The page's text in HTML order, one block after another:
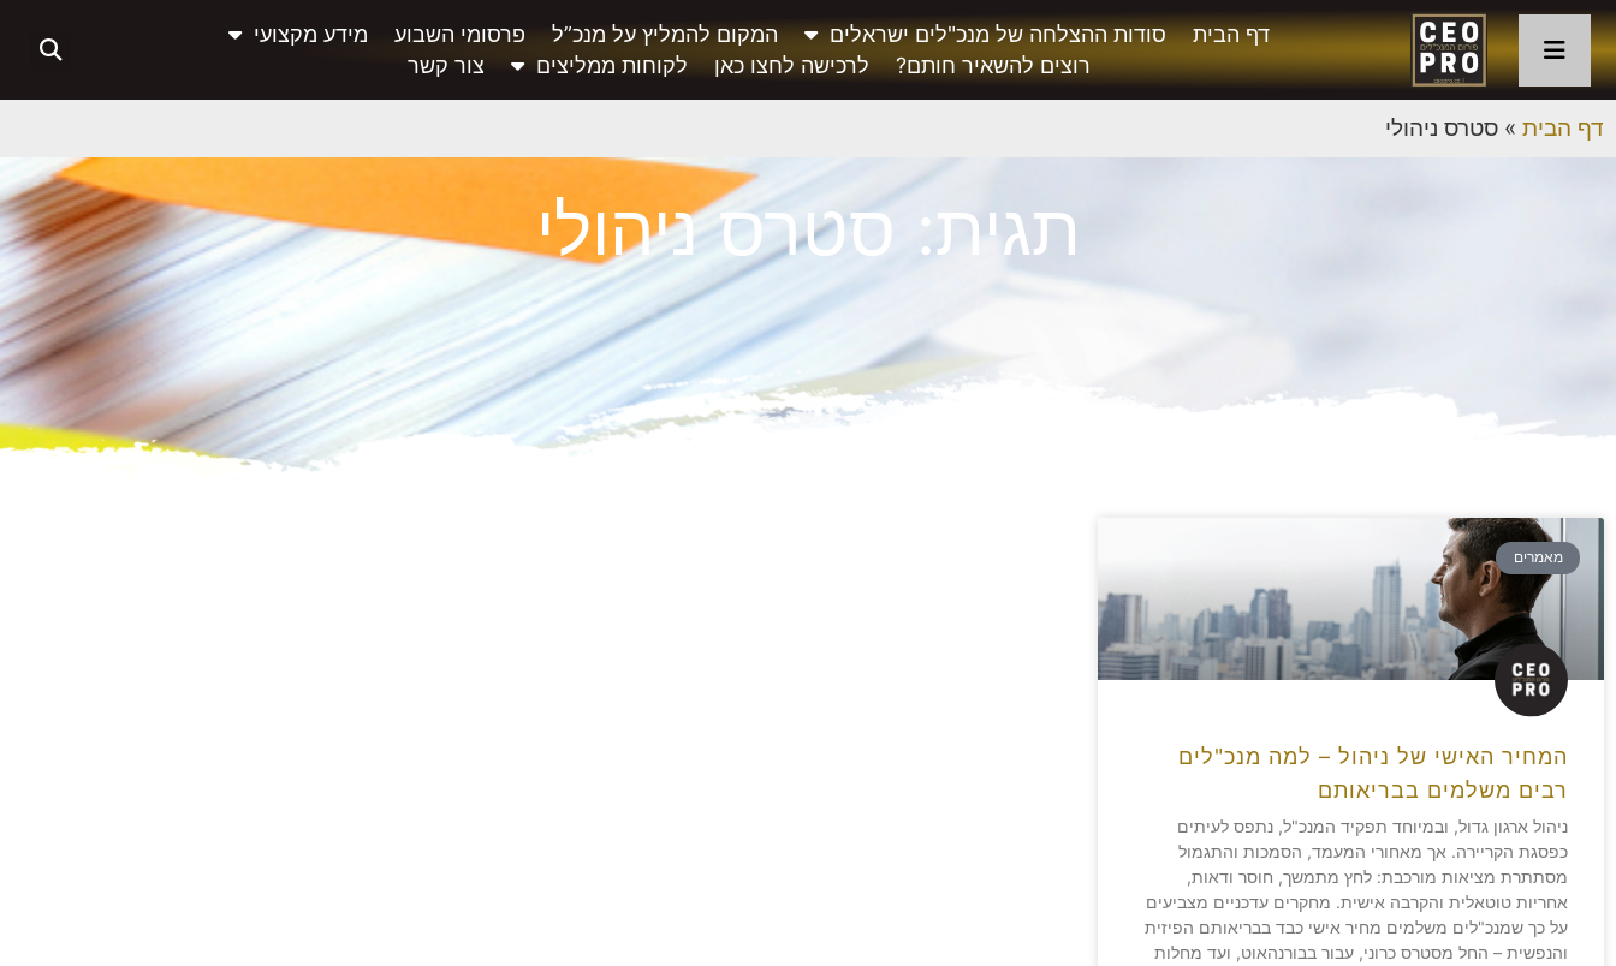
דף הבית סודות ההצלחה של מנכ"לים ישראלים המקום להמליץ על מנכ”ל פרסומי השבוע
מידע מקצועי
רוצים להשאיר חותם?
לרכישה לחצו כאן לקוחות ממליצים צור קשר
דף הבית » סטרס ניהולי
תגית: סטרס ניהולי
מאמרים
המחיר האישי של ניהול – למה מנכ"לים
רבים משלמים בבריאותם
ניהול ארגון גדול, ובמיוחד תפקיד המנכ"ל, נתפס לעיתים
כפסגת הקריירה. אך מאחורי המעמד, הסמכות והתגמול
מסתתרת מציאות מורכבת: לחץ מתמשך, חוסר ודאות,
אחריות טוטאלית והקרבה אישית. מחקרים עדכניים מצביעים
על כך שמנכ"לים משלמים מחיר אישי כבד בבריאותם הפיזית
והנפשית – החל מסטרס כרוני, עבור בבורנהאוט, ועד מחלות